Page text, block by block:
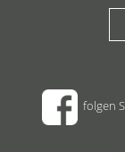
folgen